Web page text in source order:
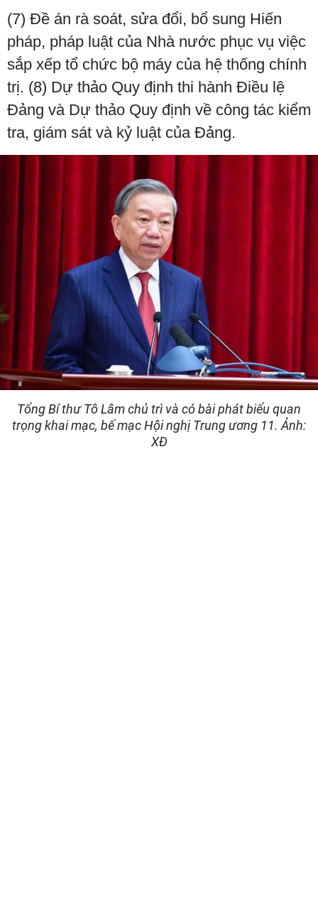
(7) Đề án rà soát, sửa đổi, bổ sung Hiến
pháp, pháp luật của Nhà nước phục vụ việc
sắp xếp tổ chức bộ máy của hệ thống chính
trị. (8) Dự thảo Quy định thi hành Điều lệ
Đảng và Dự thảo Quy định về công tác kiểm
tra, giám sát và kỷ luật của Đảng.
Tổng Bí thư Tô Lâm chủ trì và có bài phát biểu quan
trọng khai mạc, bế mạc Hội nghị Trung ương 11. Ảnh:
XĐ